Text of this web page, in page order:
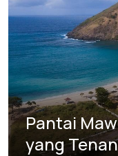
Pantai
yang